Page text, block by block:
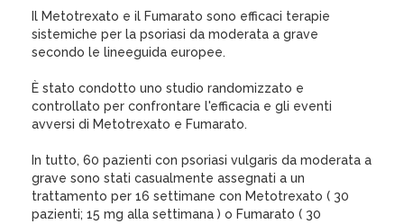
Il Metotrexato e il Fumarato sono efficaci terapie
sistemiche per la psoriasi da moderata a grave
secondo le lineeguida europee.
È stato condotto uno studio randomizzato e
controllato per confrontare l'efficacia e gli eventi
avversi di Metotrexato e Fumarato.
In tutto, 60 pazienti con psoriasi vulgaris da moderata a
grave sono stati casualmente assegnati a un
trattamento per 16 settimane con Metotrexato ( 30
pazienti; 15 mg alla settimana ) o Fumarato ( 30